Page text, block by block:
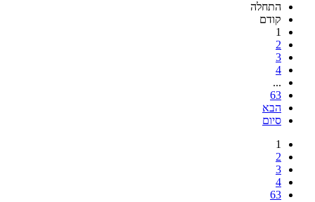
התחלה
קודם
1
2
3
4
...
63
הבא
סיום
1
2
3
4
63